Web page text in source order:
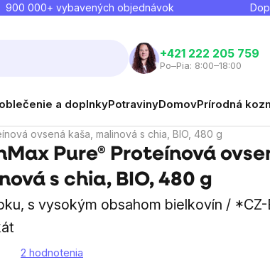
900 000+ vybavených objednávok
+421 222 205 759
Po–Pia: 8:00–18:00
a doplnkyPotravinyDomovPrírodná
ovsená kaša, malinová s chia, BIO, 480 g
Pure® Proteínová
s chia, BIO, 480 g
s vysokým obsahom bielkovín / *CZ-
2 hodnotenia